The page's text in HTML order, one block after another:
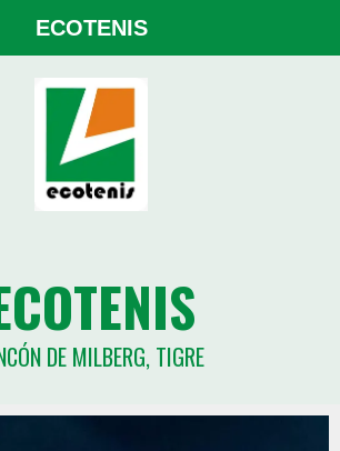
DE MILBERG, TIGRE
ECOTENIS